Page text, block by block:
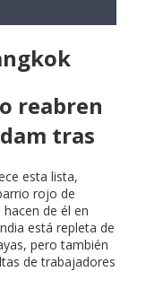
reabren
tras
esta lista,
rojo de
de él en
está repleta de
pero también
de trabajadores